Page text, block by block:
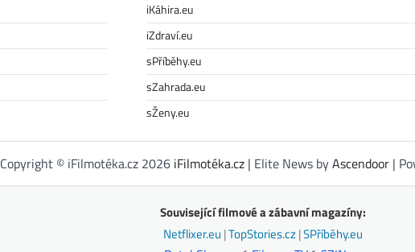
iKáhira.eu
iZdraví.eu
sPříběhy.eu
sZahrada.eu
sŽeny.eu
Copyright © iFilmotéka.cz 2026 iFilmotéka.cz| Elite News byAscendoor|
Související filmové a zábavní magazíny:
Netflixer.eu |TopStories.cz|SPříběhy.eu